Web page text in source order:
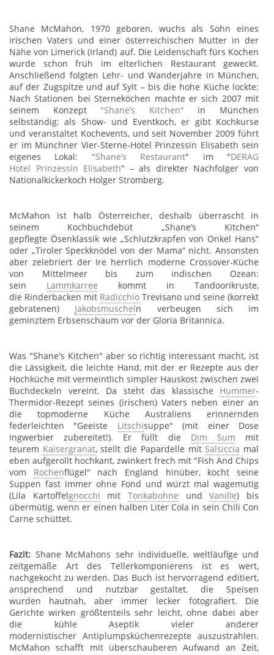
Shane McMahon, 1970 geboren, wuchs als Sohn eines
irischen Vaters und einer österreichischen Mutter in der
Nähe von Limerick (Irland) auf. Die Leidenschaft fürs Kochen
wurde schon früh im elterlichen Restaurant geweckt.
Anschließend folgten Lehr- und Wanderjahre in München,
auf der Zugspitze und auf Sylt – bis die hohe Küche lockte:
Nach Stationen bei Sterneköchen machte er sich 2007 mit
seinem Konzept "Shane’s Kitchen" in München
selbständig: als Show- und Eventkoch, er gibt Kochkurse
und veranstaltet Kochevents, und seit November 2009 führt
er im Münchner Vier-Sterne-Hotel Prinzessin Elisabeth sein
eigenes Lokal: "Shane’s Restaurant" im "DERAG
Hotel Prinzessin Elisabeth“ – als direkter Nachfolger von
Nationalkickerkoch Holger Stromberg.
McMahon ist halb Österreicher, deshalb überrascht in
seinem Kochbuchdebüt „Shane’s Kitchen“
gepflegte Ösenklassik wie „Schlutzkrapfen von Onkel Hans“
oder „Tiroler Speckknödel von der Mama“ nicht. Ansonsten
aber zelebriert der Ire herrlich moderne Crossover-Küche
von Mittelmeer bis zum indischen Ozean:
sein Lammkarree kommt in Tandoorikruste,
die Rinderbacken mit Radicchio Trevisano und seine (korrekt
gebratenen) Jakobsmuscheln verbeugen sich im
geminztem Erbsenschaum vor der Gloria Britannica.
Was "Shane's Kitchen" aber so richtig interessant macht, ist
die Lässigkeit, die leichte Hand, mit der er Rezepte aus der
Hochküche mit vermeintlich simpler Hauskost zwischen zwei
Buchdeckeln vereint. Da steht das klassische Hummer-
Thermidor-Rezept seines (irischen) Vaters neben einer an
die topmoderne Küche Australiens erinnernden
federleichten "Geeiste Litschisuppe" (mit einer Dose
Ingwerbier zubereitet!). Er füllt die Dim Sum mit
teurem Kaisergranat, stellt die Papardelle mit Salsiccia mal
eben aufgerollt hochkant, zwinkert frech mit "Fish And Chips
vom Rochenflügel" nach England hinüber, kocht seine
Suppen fast immer ohne Fond und würzt mal wagemutig
(Lila Kartoffelgnocchi mitTonkabohne undVanille) bis
übermütig, wenn er einen halben Liter Cola in sein Chili Con
Carne schüttet.
Fazit: Shane McMahons sehr individuelle, weltläufige und
zeitgemäße Art des Tellerkomponierens ist es wert,
nachgekocht zu werden. Das Buch ist hervorragend editiert,
ansprechend und nutzbar gestaltet, die Speisen
wurden hautnah, aber immer lecker fotografiert. Die
Gerichte wirken größtenteils sehr leicht, ohne dabei aber
die kühle Aseptik vieler anderer
modernistischer Antiplumpsküchenrezepte auszustrahlen.
McMahon schafft mit überschauberen Aufwand an Zeit,